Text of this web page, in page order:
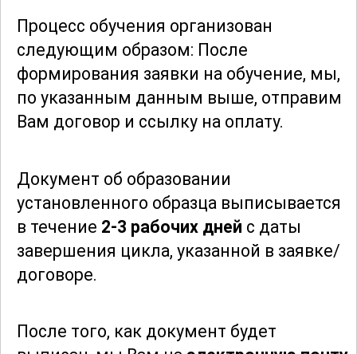
изучения и закрепления материала.
Обширная база знаний поможет вам
разобраться в специфике работы с
различными типами дробилок, такими
как щековые, конусные и роторные. Вы
узнаете о новейших технологиях и
промышленности, и сможете
применять их на практике.
Программа курса также включает
изучение экологических аспектов
минимизировать негативное
Процесс обучения организован
следующим образом: После
формирования заявки на обучение, мы,
по указанным данным выше, отправим
Вам договор и ссылку на оплату.
Документ об образовании
установленного образца выписывается
в течение 2-3 рабочих дней с даты
завершения цикла, указанной в заявке/
договоре.
После того, как документ будет